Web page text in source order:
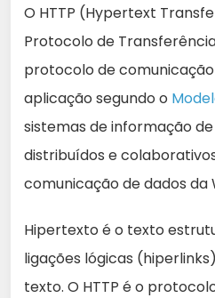
O HTTP (Hypertext
Protocolo de
protocolo de
aplicação segundo o
sistemas de informação
distribuídos e
comunicação de dados da
Hipertexto é o texto
ligações lógicas
texto. O HTTP é o